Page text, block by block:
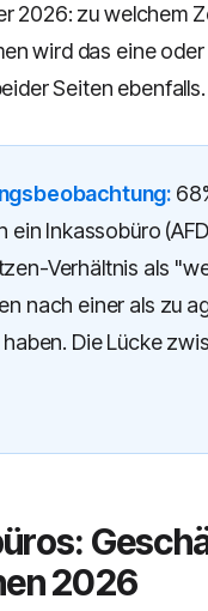
2026: zu welchem
wird das eine
Seiten ebenfalls.
ein Inkassobüro
Verhältnis als
nach einer als zu
Die Lücke
2026